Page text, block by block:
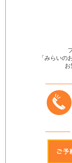
「みらいの
お